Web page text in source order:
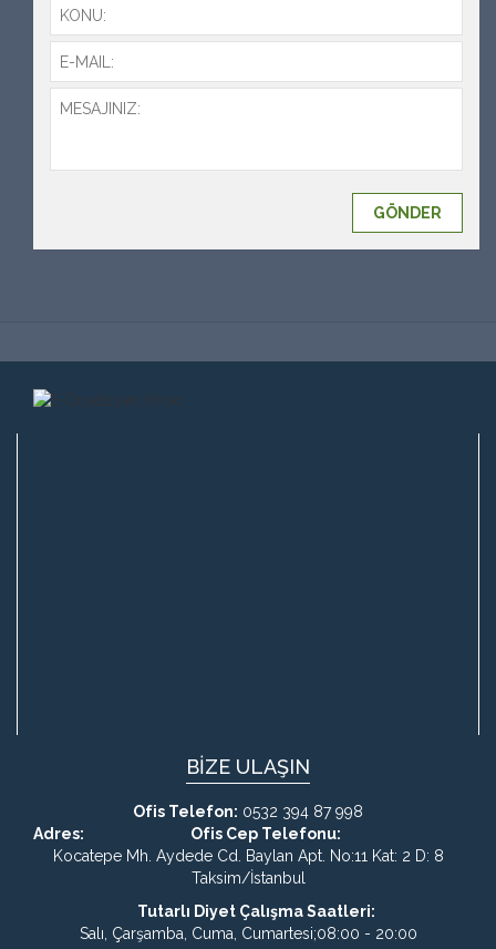
GÖNDER
BİZE ULAŞIN
Ofis Telefon: 0532 394 87 998
Ofis Cep Telefonu:
Adres:
Kocatepe Mh. Aydede Cd. Baylan Apt. No:11 Kat: 2 D: 8
Taksim/İstanbul
Tutarlı Diyet Çalışma Saatleri:
Salı, Çarşamba, Cuma, Cumartesi;08:00 - 20:00